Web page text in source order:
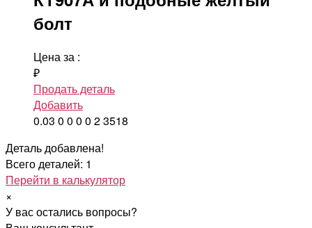
болт
Цена за :
₽
Продать деталь
Добавить
0.03 0 0 0 0 23518
Деталь добавлена!
Всего деталей: 1
Перейти в калькулятор
×
У вас остались вопросы?